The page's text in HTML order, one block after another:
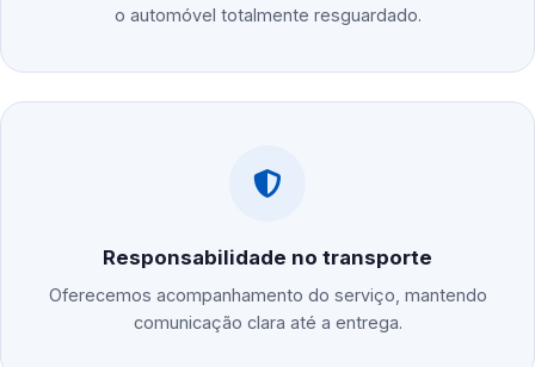
o automóvel totalmente resguardado.
Responsabilidade no transporte
Oferecemos acompanhamento do serviço, mantendo
comunicação clara até a entrega.